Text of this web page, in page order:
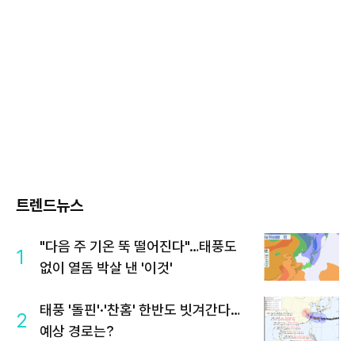
트렌드뉴스
1
"다음 주 기온 뚝 떨어진다"…태풍도
없이 열돔 박살 낸 '이것'
2
태풍 '돌핀'·'찬홈' 한반도 빗겨간다…
예상 경로는?